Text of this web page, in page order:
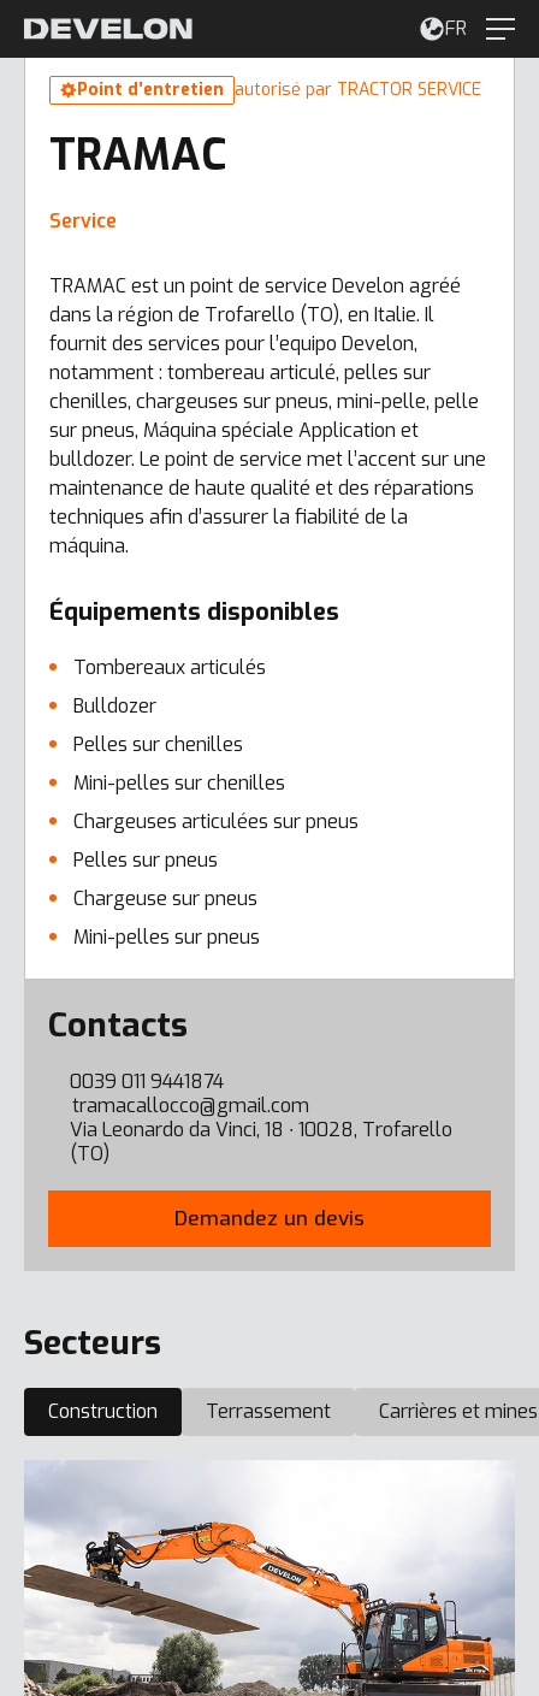
FR
Point d’entretien autorisé par TRACTOR SERVICE
TRAMAC
Service
TRAMAC est un point de service Develon agréé
dans la région de Trofarello (TO), en Italie. Il
fournit des services pour l’equipo Develon,
notamment : tombereau articulé, pelles sur
chenilles, chargeuses sur pneus, mini-pelle, pelle
sur pneus, Máquina spéciale Application et
bulldozer. Le point de service met l’accent sur une
maintenance de haute qualité et des réparations
techniques afin d’assurer la fiabilité de la
máquina.
Équipements disponibles
Tombereaux articulés
Bulldozer
Pelles sur chenilles
Mini-pelles sur chenilles
Chargeuses articulées sur pneus
Pelles sur pneus
Chargeuse sur pneus
Mini-pelles sur pneus
Error here
Contacts
0039 011 9441874
tramacallocco@gmail.com
Via Leonardo da Vinci, 18 ∙ 10028, Trofarello
(TO)
Demandez un devis
Secteurs
Construction Terrassement Carrières et mines